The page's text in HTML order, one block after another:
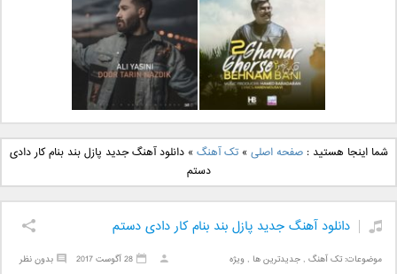
دانلود آهنگ جدید مهدی
یراحی بنام اسرار
دانلود آهنگ جدید فرزاد
فرزین بنام آتیش
دانلود آهنگ جدید بهنام
بانی بنام قرص قمر 2
دانلود آهنگ جدید علی
یاسینی بنام دورترین نزدیک
شما اینجا هستید :صفحه اصلی »تک آهنگ »دانلود آهنگ جدید پازل بند بنام کار دادی
دستم
دانلود آهنگ جدید پازل بند بنام کار دادی دستم
موضوعات:تک آهنگ ,جدیدترین ها ,ویژه بدون نظر 28 آگوست 2017